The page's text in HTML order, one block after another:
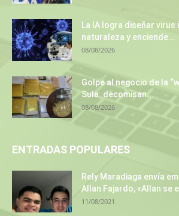
La IA logra diseñar
naturaleza y enciende...
08/08/2026
Golpe al negocio de la
Sula: decomisan...
08/08/2026
ENTRADAS POPULARES
Rely Maradiaga envía
Allan Fajardo, «Allan se
11/08/2021